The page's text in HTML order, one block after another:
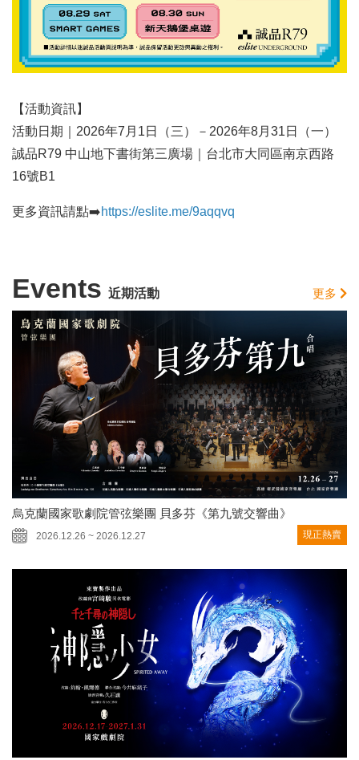
【活動資訊】
活動日期｜2026年7月1日（三）－2026年8月31日（一）
誠品R79 中山地下書街第三廣場｜台北市大同區南京西路
16號B1
更多資訊請點➡️https://eslite.me/9aqqvq
Events 近期活動 更多
烏克蘭國家歌劇院管弦樂團 貝多芬《第九號交響曲》
2026.12.26 ~ 2026.12.27 現正熱賣